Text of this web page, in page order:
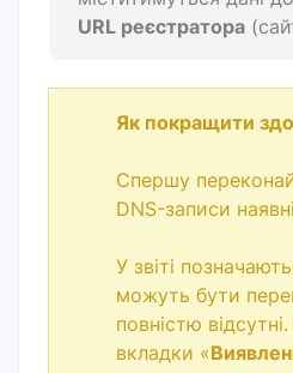
URL реєстратора
Як покращити
Спершу
DNS-записи
У звіті
можуть бути
повністю
вкладки «